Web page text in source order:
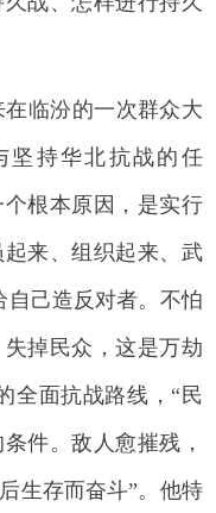
临汾的一次群众大
坚持华北抗战的任
根本原因，是实行
来、组织起来、武
自己造反对者。不怕
掉民众，这是万劫
全面抗战路线，“民
件。敌人愈摧残，
生存而奋斗”。他特